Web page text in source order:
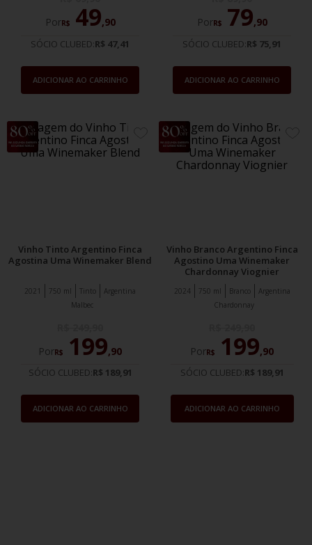
PorR$ 49,90
SÓCIO CLUBED:R$ 47,41
ADICIONAR AO CARRINHO
PorR$ 79,90
SÓCIO CLUBED:R$ 75,91
ADICIONAR AO CARRINHO
20%
OFF
ADICIONE
FAVORITOS
Vinho Tinto Argentino Finca
Agostina Uma Winemaker Blend
Tinto Argentina
2021
750 ml
Malbec
PorR$ 199,90
SÓCIO CLUBED:R$ 189,91
ADICIONAR AO CARRINHO
20%
OFF
Vinho Branco Argentino Finca
Agostino Uma Winemaker
Chardonnay Viognier
Branco Argentina
2024
750 ml
Chardonnay
PorR$ 199,90
SÓCIO CLUBED:R$ 189,91
ADICIONAR AO CARRINHO